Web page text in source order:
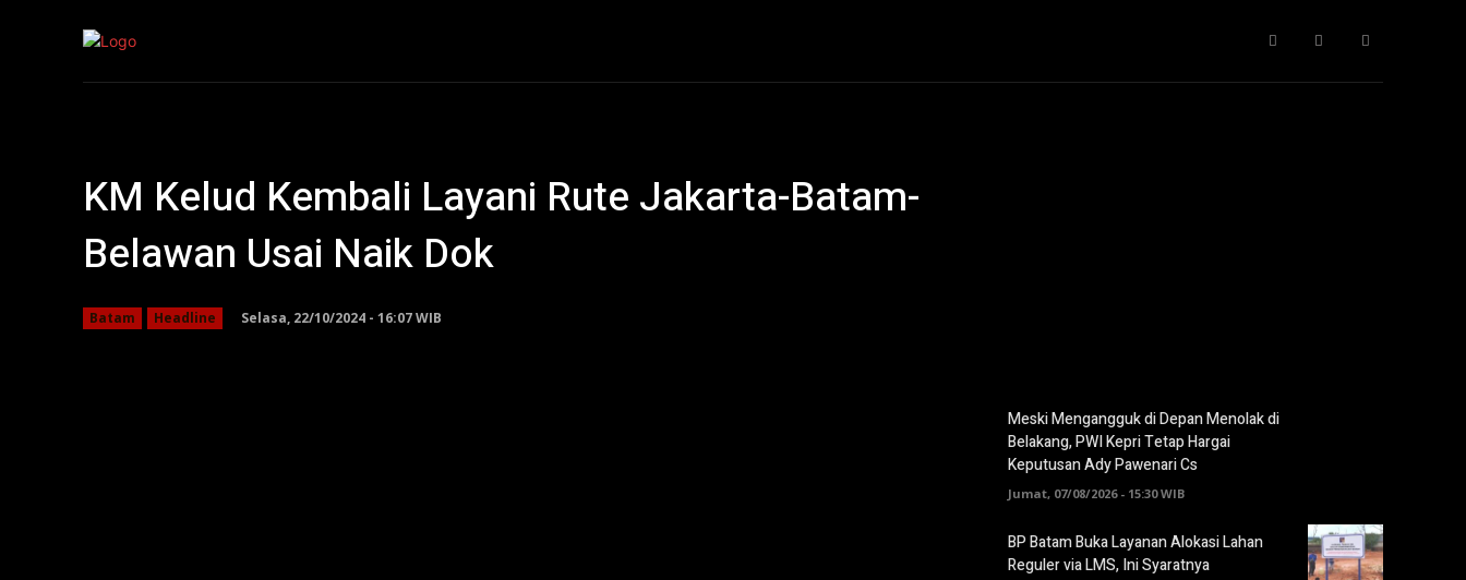
Pendidikan More
KM Kelud Kembali Layani Rute Jakarta-Batam-
Belawan Usai Naik Dok
Batam Headline Selasa, 22/10/2024 - 16:07 WIB
Meski Mengangguk di Depan Menolak di
Belakang, PWI Kepri Tetap Hargai
Keputusan Ady Pawenari Cs
Jumat, 07/08/2026 - 15:30 WIB
BP Batam Buka Layanan Alokasi Lahan
Reguler via LMS, Ini Syaratnya